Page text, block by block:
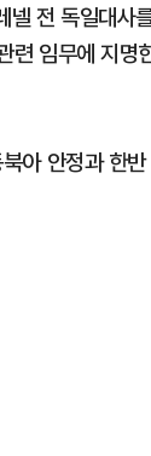
넬 전 독일대사
련 임무에 지명
아 안정과 한반